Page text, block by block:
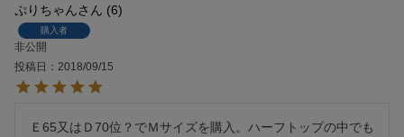
ぷりちゃん 6
購入者
非公開
投稿日
2018/09/15
Ｅ65又はＤ70位？でＭサイズを購入。ハーフトップの中でも